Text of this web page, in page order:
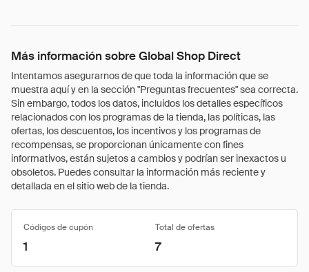
Más información sobre Global Shop Direct
Intentamos asegurarnos de que toda la información que se
muestra aquí y en la sección "Preguntas frecuentes" sea correcta.
Sin embargo, todos los datos, incluidos los detalles específicos
relacionados con los programas de la tienda, las políticas, las
ofertas, los descuentos, los incentivos y los programas de
recompensas, se proporcionan únicamente con fines
informativos, están sujetos a cambios y podrían ser inexactos u
obsoletos. Puedes consultar la información más reciente y
detallada en el sitio web de la tienda.
Códigos de cupón Total de ofertas
1 7